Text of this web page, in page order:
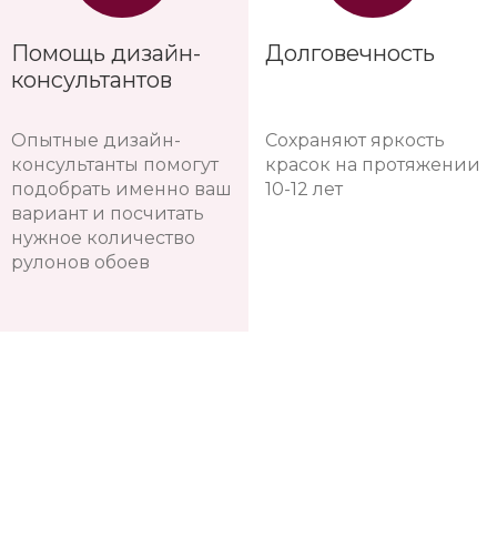
Помощь дизайн-
консультантов
Опытные дизайн-
консультанты помогут
подобрать именно ваш
вариант и посчитать
нужное количество
рулонов обоев
Долговечность
Сохраняют яркость
красок на протяжении
10-12 лет